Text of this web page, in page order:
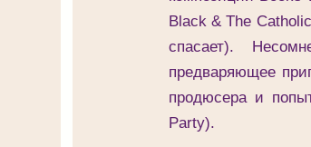
Black & The
спасает).
предваряющее
продюсера и
Party).